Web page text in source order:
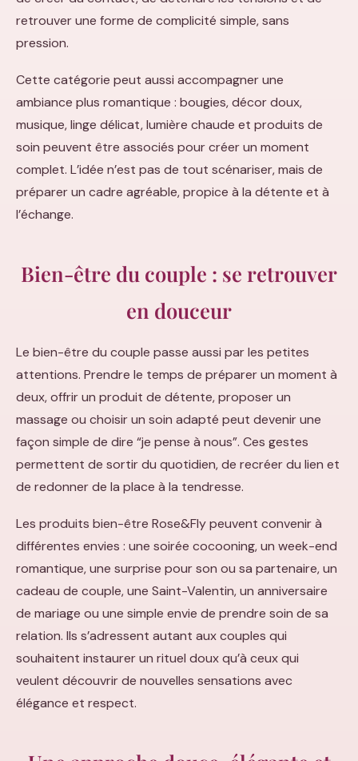
retrouver une forme de complicité simple, sans
pression.
Cette catégorie peut aussi accompagner une
ambiance plus romantique : bougies, décor doux,
musique, linge délicat, lumière chaude et produits de
soin peuvent être associés pour créer un moment
complet. L’idée n’est pas de tout scénariser, mais de
préparer un cadre agréable, propice à la détente et à
l’échange.
Bien-être du couple : se retrouver
en douceur
Le bien-être du couple passe aussi par les petites
attentions. Prendre le temps de préparer un moment à
deux, offrir un produit de détente, proposer un
massage ou choisir un soin adapté peut devenir une
façon simple de dire “je pense à nous”. Ces gestes
permettent de sortir du quotidien, de recréer du lien et
de redonner de la place à la tendresse.
Les produits bien-être Rose&Fly peuvent convenir à
différentes envies : une soirée cocooning, un week-end
romantique, une surprise pour son ou sa partenaire, un
cadeau de couple, une Saint-Valentin, un anniversaire
de mariage ou une simple envie de prendre soin de sa
relation. Ils s’adressent autant aux couples qui
souhaitent instaurer un rituel doux qu’à ceux qui
veulent découvrir de nouvelles sensations avec
élégance et respect.